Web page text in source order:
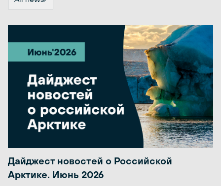
Дайджест новостей о Российской
Арктике. Июнь 2026